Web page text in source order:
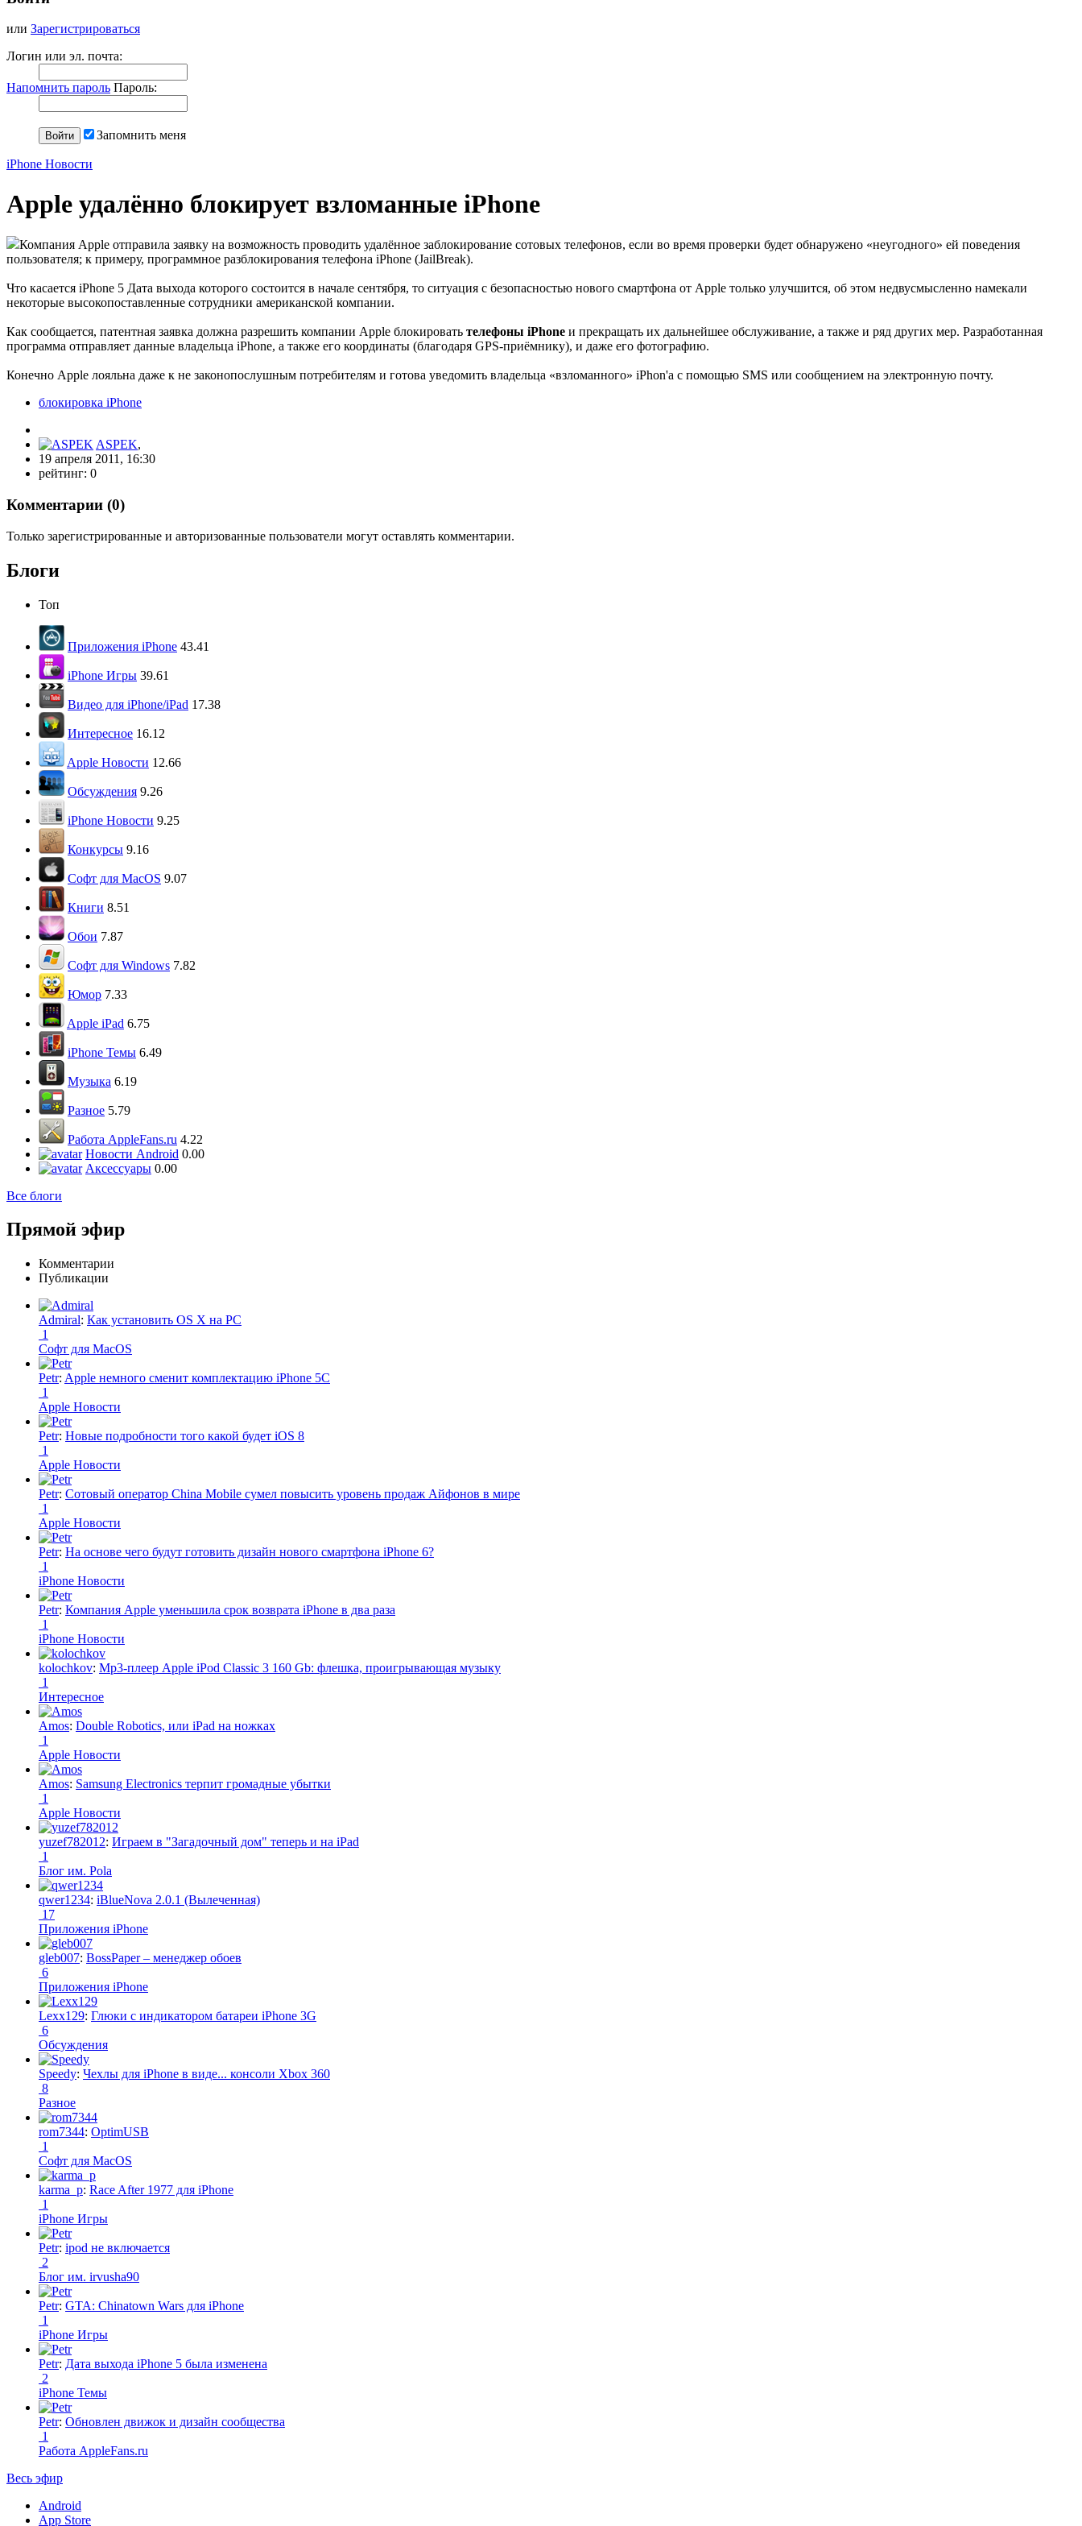
или Зарегистрироваться
Логин или эл. почта:
Напомнить пароль Пароль:
Запомнить меня
iPhone Новости
Apple удалённо блокирует взломанные iPhone
Компания Apple отправила заявку на возможность проводить удалённое заблокирование сотовых телефонов, если во время проверки будет обнаружено «неугодного» ей поведения
пользователя; к примеру, программное разблокирования телефона iPhone (JailBreak).
Что касается iPhone 5 Дата выхода которого состоится в начале сентября, то ситуация с безопасностью нового смартфона от Apple только улучшится, об этом недвусмысленно намекали
некоторые высокопоставленные сотрудники американской компании.
Как сообщается, патентная заявка должна разрешить компании Apple блокировать телефоны iPhone и прекращать их дальнейшее обслуживание, а также и ряд других мер. Разработанная
программа отправляет данные владельца iPhone, а также его координаты (благодаря GPS-приёмнику), и даже его фотографию.
Конечно Apple лояльна даже к не законопослушным потребителям и готова уведомить владельца «взломанного» iPhon'а с помощью SMS или сообщением на электронную почту.
блокировка iPhone
ASPEK,
19 апреля 2011, 16:30
рейтинг: 0
Комментарии (0)
Только зарегистрированные и авторизованные пользователи могут оставлять комментарии.
Блоги
Топ
Приложения iPhone 43.41
iPhone Игры 39.61
Видео для iPhone/iPad 17.38
Интересное 16.12
Apple Новости 12.66
Обсуждения 9.26
iPhone Новости 9.25
Конкурсы 9.16
Софт для MacOS 9.07
Книги 8.51
Обои 7.87
Софт для Windows 7.82
Юмор 7.33
Apple iPad 6.75
iPhone Темы 6.49
Музыка 6.19
Разное 5.79
Работа AppleFans.ru 4.22
Новости Android 0.00
Аксессуары 0.00
Все блоги
Прямой эфир
Комментарии
Публикации
Admiral: Как установить OS X на PC
1
Софт для MacOS
Petr: Apple немного сменит комплектацию iPhone 5C
1
Apple Новости
Petr: Новые подробности того какой будет iOS 8
1
Apple Новости
Petr: Сотовый оператор China Mobile сумел повысить уровень продаж Айфонов в мире
1
Apple Новости
Petr: На основе чего будут готовить дизайн нового смартфона iPhone 6?
1
iPhone Новости
Petr: Компания Apple уменьшила срок возврата iPhone в два раза
1
iPhone Новости
kolochkov: Mp3-плеер Apple iPod Classic 3 160 Gb: флешка, проигрывающая музыку
1
Интересное
Amos: Double Robotics, или iPad на ножках
1
Apple Новости
Amos: Samsung Electronics терпит громадные убытки
1
Apple Новости
yuzef782012: Играем в "Загадочный дом" теперь и на iPad
1
Блог им. Pola
qwer1234: iBlueNova 2.0.1 (Вылеченная)
17
Приложения iPhone
gleb007: BossPaper – менеджер обоев
6
Приложения iPhone
Lexx129: Глюки с индикатором батареи iPhone 3G
6
Обсуждения
Speedy: Чехлы для iPhone в виде... консоли Xbox 360
8
Разное
rom7344: OptimUSB
1
Софт для MacOS
karma_p: Race After 1977 для iPhone
1
iPhone Игры
Petr: ipod не включается
2
Блог им. irvusha90
Petr: GTA: Chinatown Wars для iPhone
1
iPhone Игры
Petr: Дата выхода iPhone 5 была изменена
2
iPhone Темы
Petr: Обновлен движок и дизайн сообщества
1
Работа AppleFans.ru
Весь эфир
Android
App Store